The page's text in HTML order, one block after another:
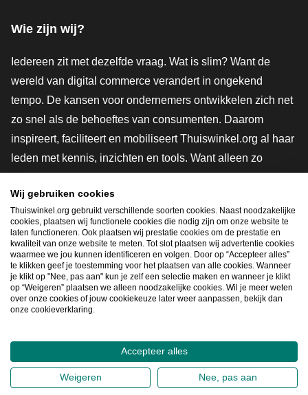
Wie zijn wij?
Iedereen zit met dezelfde vraag. Wat is slim? Want de
wereld van digital commerce verandert in ongekend
tempo. De kansen voor ondernemers ontwikkelen zich net
zo snel als de behoeftes van consumenten. Daarom
inspireert, faciliteert en mobiliseert Thuiswinkel.org al haar
leden met kennis, inzichten en tools. Want alleen zo
innovatievere toekomst. Dus groei ook mee en maak
shoppen slimmer.
Lid worden
Snel navigeren
2026©Thuiswinkel.org
Privacybeleid Cookieverklaring Sitemap
Wij gebruiken cookies
Thuiswinkel.org gebruikt verschillende soorten cookies. Naast noodzakelijke
cookies, plaatsen wij functionele cookies die nodig zijn om onze website te
laten functioneren. Ook plaatsen wij prestatie cookies om de prestatie en
kwaliteit van onze website te meten. Tot slot plaatsen wij advertentie cookies
waarmee we jou kunnen identificeren en volgen. Door op “Accepteer alles”
te klikken geef je toestemming voor het plaatsen van alle cookies. Wanneer
je klikt op "Nee, pas aan" kun je zelf een selectie maken en wanneer je klikt
op “Weigeren” plaatsen we alleen noodzakelijke cookies. Wil je meer weten
over onze cookies of jouw cookiekeuze later weer aanpassen, bekijk dan
onze cookieverklaring.
Accepteer alles
Weigeren Nee, pas aan